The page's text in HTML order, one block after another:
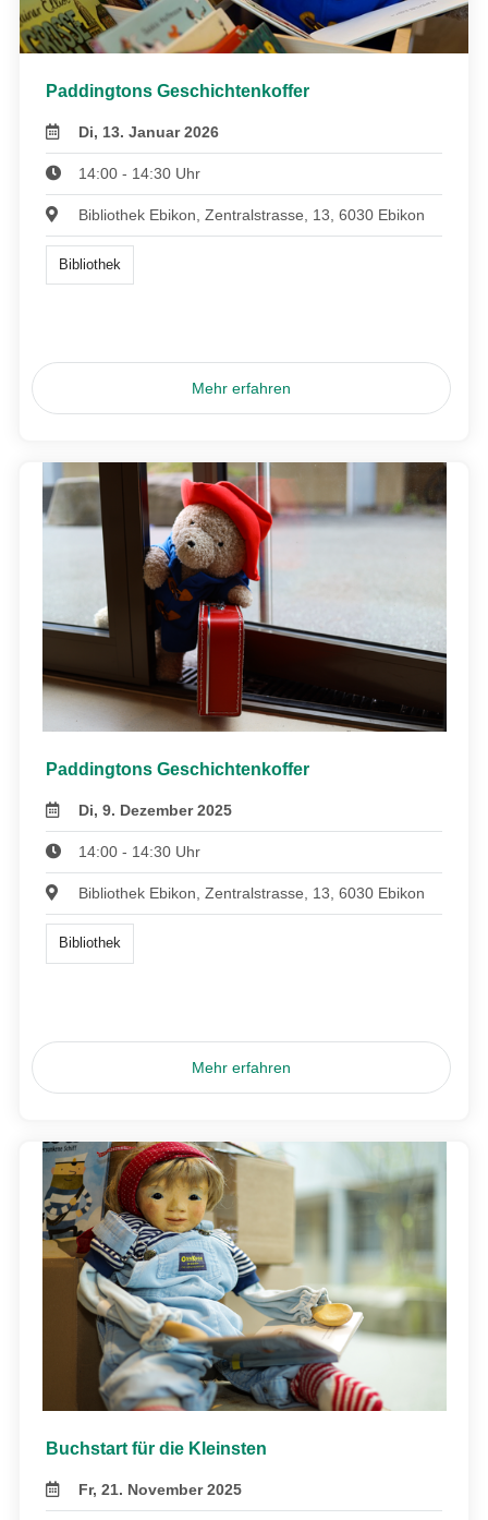
Paddingtons Geschichtenkoffer
Di, 13. Januar 2026
14:00 - 14:30 Uhr
Bibliothek Ebikon, Zentralstrasse, 13, 6030 Ebikon
Bibliothek
Mehr erfahren
Paddingtons Geschichtenkoffer
Di, 9. Dezember 2025
14:00 - 14:30 Uhr
Bibliothek Ebikon, Zentralstrasse, 13, 6030 Ebikon
Bibliothek
Mehr erfahren
Buchstart für die Kleinsten
Fr, 21. November 2025